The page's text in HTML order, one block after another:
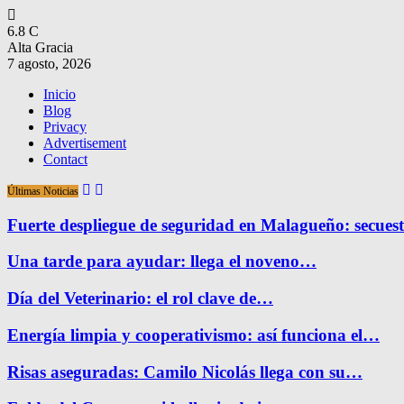
6.8 C
Alta Gracia
7 agosto, 2026
Inicio
Blog
Privacy
Advertisement
Contact
Últimas Noticias
Fuerte despliegue de seguridad en Malagueño:
Una tarde para ayudar: llega el noveno…
Día del Veterinario: el rol clave de…
Energía limpia y cooperativismo: así funciona el…
Risas aseguradas: Camilo Nicolás llega con su…